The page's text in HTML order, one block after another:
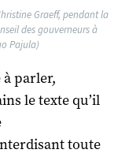
Graeff, pendant la
des gouverneurs à
Pajula)
parler,
le texte qu’il
toute